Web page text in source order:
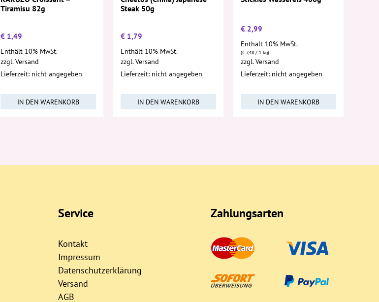
Tiramisu 82g
€ 1,49
Enthält 10% MwSt.
zzgl.Versand
Lieferzeit: nicht angegeben
IN DEN WARENKORB
Steak 50g
€ 1,79
Enthält 10% MwSt.
zzgl.Versand
Lieferzeit: nicht angegeben
IN DEN WARENKORB
€ 2,99
Enthält 10% MwSt.
(€7,48 / 1 kg)
zzgl.Versand
Lieferzeit: nicht angegeben
IN DEN WARENKORB
Service
Kontakt
Impressum
Datenschutzerklärung
Versand
AGB
Zahlungsarten